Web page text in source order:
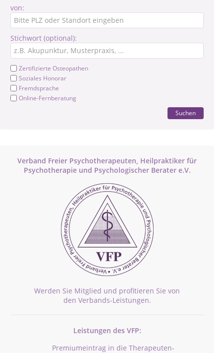
von:
Stichwort (optional):
Zertifizierte Osteopathen
Soziales Honorar
Fremdsprache
Online-Fernberatung
Suchen
Verband Freier Psychotherapeuten, Heilpraktiker für
Psychotherapie und Psychologischer Berater e.V.
Werden Sie Mitglied und profitieren Sie von
den Verbands-Leistungen.
Leistungen des VFP:
Premiumeintrag in die Therapeuten-